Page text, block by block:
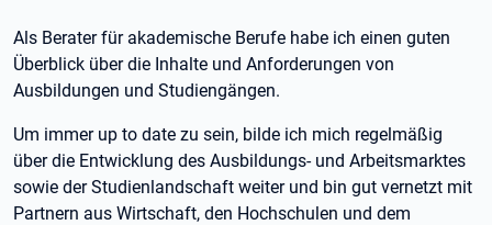
Als Berater für akademische Berufe habe ich einen guten
Überblick über die Inhalte und Anforderungen von
Ausbildungen und Studiengängen.
Um immer up to date zu sein, bilde ich mich regelmäßig
über die Entwicklung des Ausbildungs- und Arbeitsmarktes
sowie der Studienlandschaft weiter und bin gut vernetzt mit
Partnern aus Wirtschaft, den Hochschulen und dem